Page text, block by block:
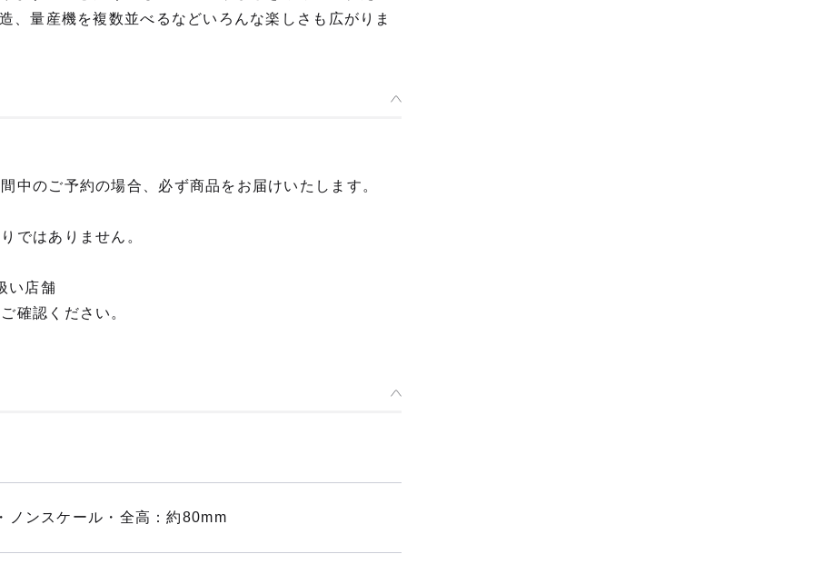
、量産機を複数並べるなどいろんな楽しさも広がりま
中のご予約の場合、必ず商品をお届けいたします。
ではありません。
い店舗
確認ください。
ノンスケール・全高：約80mm